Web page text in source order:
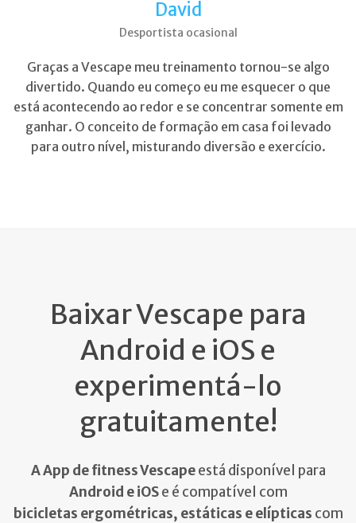
David
Desportista ocasional
Graças a Vescape meu treinamento tornou-se algo
divertido. Quando eu começo eu me esquecer o que
está acontecendo ao redor e se concentrar somente em
ganhar. O conceito de formação em casa foi levado
para outro nível, misturando diversão e exercício.
Baixar Vescape para
Android e iOS e
experimentá-lo
gratuitamente!
A App de fitness Vescapeestá disponível para
Android e iOSe é compatível com
bicicletas ergométricas, estáticas e elípticas com